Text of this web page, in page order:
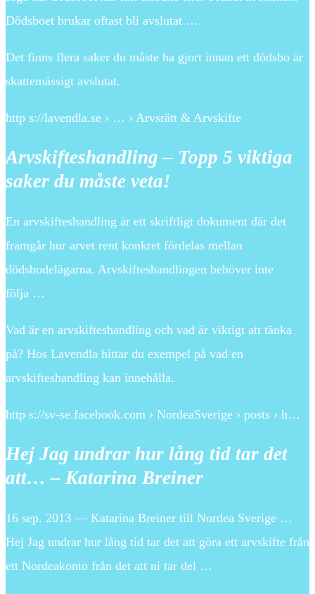
Dödsboet brukar oftast bli avslutat …
Det finns flera saker du måste ha gjort innan ett dödsbo är
skattemässigt avslutat.
http s://lavendla.se › … › Arvsrätt & Arvskifte
Arvskifteshandling – Topp 5 viktiga
saker du måste veta!
En arvskifteshandling är ett skriftligt dokument där det
framgår hur arvet rent konkret fördelas mellan
dödsbodelägarna. Arvskifteshandlingen behöver inte
följa …
Vad är en arvskifteshandling och vad är viktigt att tänka
på? Hos Lavendla hittar du exempel på vad en
arvskifteshandling kan innehålla.
http s://sv-se.facebook.com › NordeaSverige › posts › h…
Hej Jag undrar hur lång tid tar det
att… – Katarina Breiner
16 sep. 2013 — ‎Katarina Breiner‎ till Nordea Sverige …
Hej Jag undrar hur lång tid tar det att göra ett arvskifte från
ett Nordeakonto från det att ni tar del …